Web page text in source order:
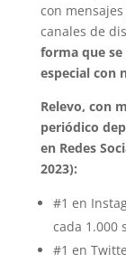
con
canales de
forma que se
especial con
Relevo, con
periódico
en Redes
2023):
#1 en
cada 1.000
#1 en